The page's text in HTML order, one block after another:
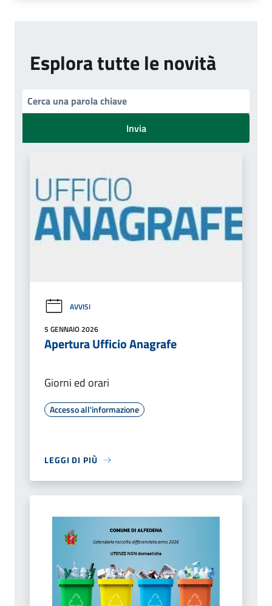
Esplora tutte le novità
Invia
AVVISI
5 GENNAIO 2026
Apertura Ufficio Anagrafe
Giorni ed orari
Accesso all'informazione
LEGGI DI PIÙ